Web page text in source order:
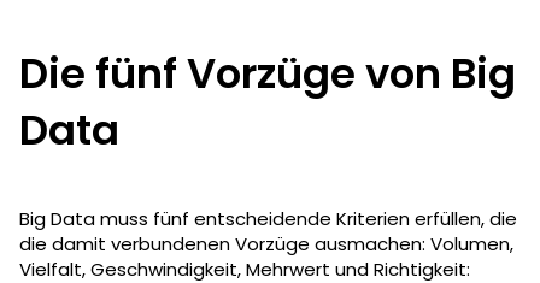
Die fünf Vorzüge von Big
Data
Big Data muss fünf entscheidende Kriterien erfüllen, die
die damit verbundenen Vorzüge ausmachen: Volumen,
Vielfalt, Geschwindigkeit, Mehrwert und Richtigkeit: